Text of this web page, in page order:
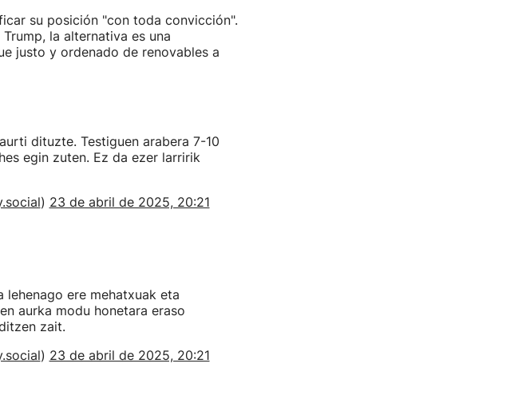
su posición "con toda convicción".
la alternativa es una
justo y ordenado de renovables a
dituzte. Testiguen arabera 7-10
egin zuten. Ez da ezer larririk
) 23 de abril de 2025, 20:21
lehenago ere mehatxuak eta
aurka modu honetara eraso
zait.
) 23 de abril de 2025, 20:21